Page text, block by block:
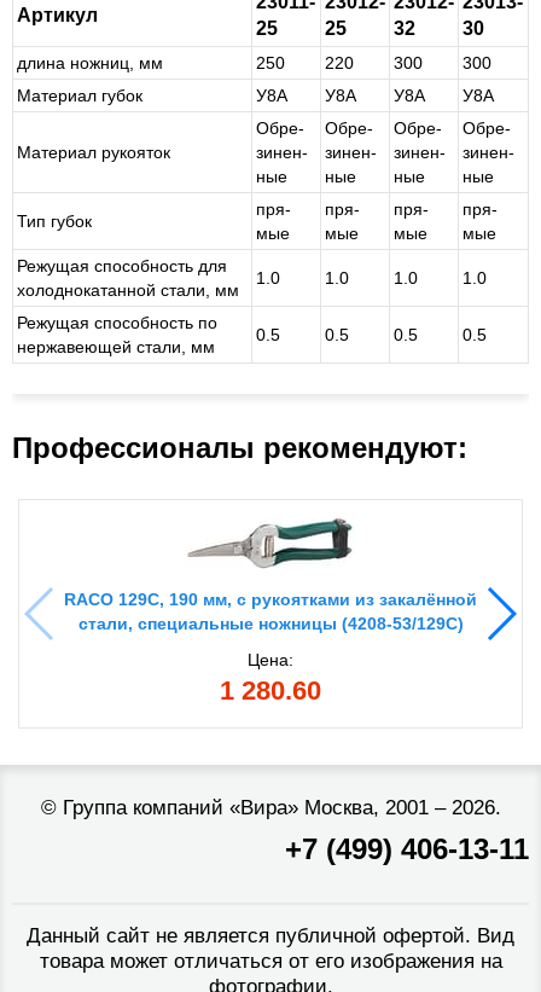
Артикул
25
25
32
30
длина ножниц, мм 250 220 300
300
Материал губок
У8А У8А У8А У8А
Материал рукояток
Обре­
зи­нен­
ные
Обре­
зи­нен­
ные
Обре­
зи­нен­
ные
Обре­
зи­нен­
ные
Тип губок
пря­
мые
пря­
мые
пря­
мые
пря­
мые
Режущая способность для
холоднокатанной стали, мм
1.0 1.0 1.0 1.0
Режущая способность по
нержавеющей стали, мм
0.5 0.5 0.5 0.5
Профессионалы рекомендуют:
RACO 129C, 190 мм, с рукоятками из закалённой
стали, специальные ножницы (4208-53/129C)
Цена:
1 280.60
© Группа компаний «Вира»Москва, 2001 – 2026.
+7 (499) 406-13-11
Данный сайт не является публичной офертой. Вид
товара может отличаться от его изображения на
фотографии.